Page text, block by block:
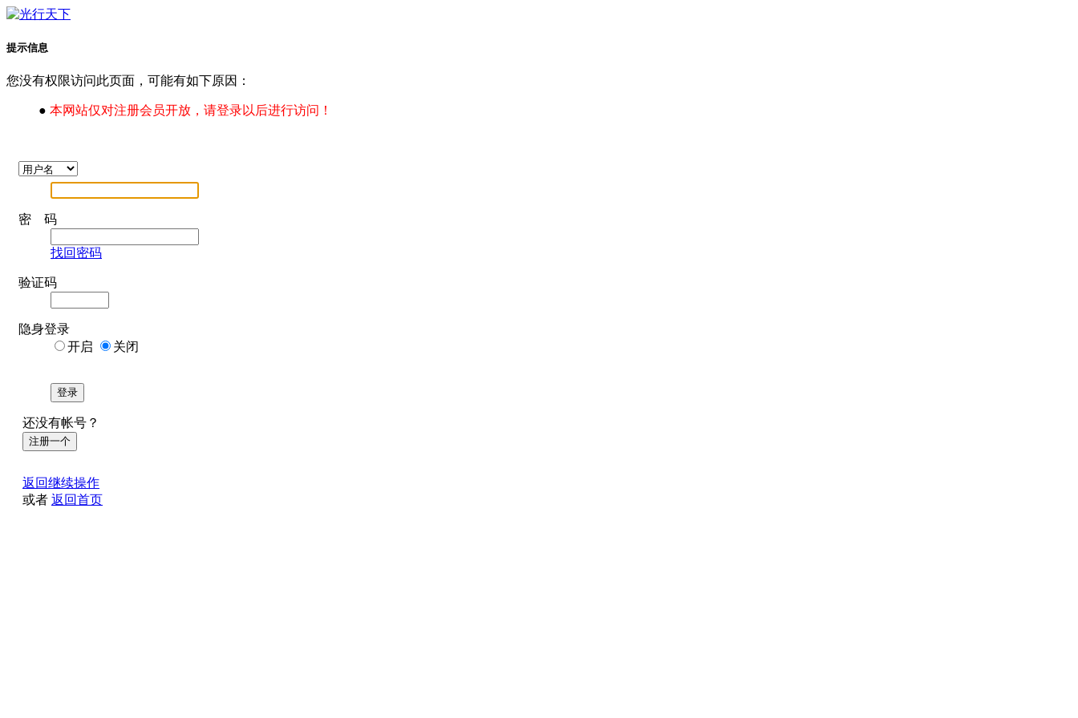
提示信息
您没有权限访问此页面，可能有如下原因：
● 本网站仅对注册会员开放，请登录以后进行访问！
密 码
找回密码
验证码
隐身登录
开启
关闭
登录
还没有帐号？
注册一个
返回继续操作
或者 返回首页